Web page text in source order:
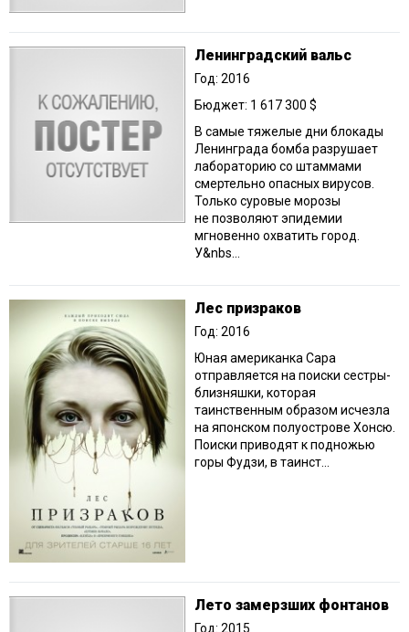
Ленинградский вальс
Год: 2016
Бюджет: 1 617 300 $
В самые тяжелые дни блокады
Ленинграда бомба разрушает
лабораторию со штаммами
смертельно опасных вирусов.
Только суровые морозы
не позволяют эпидемии
мгновенно охватить город.
У&nbs...
Лес призраков
Год: 2016
Юная американка Сара
отправляется на поиски сестры-
близняшки, которая
таинственным образом исчезла
на японском полуострове Хонсю.
Поиски приводят к подножью
горы Фудзи, в таинст...
Лето замерзших фонтанов
Год: 2015